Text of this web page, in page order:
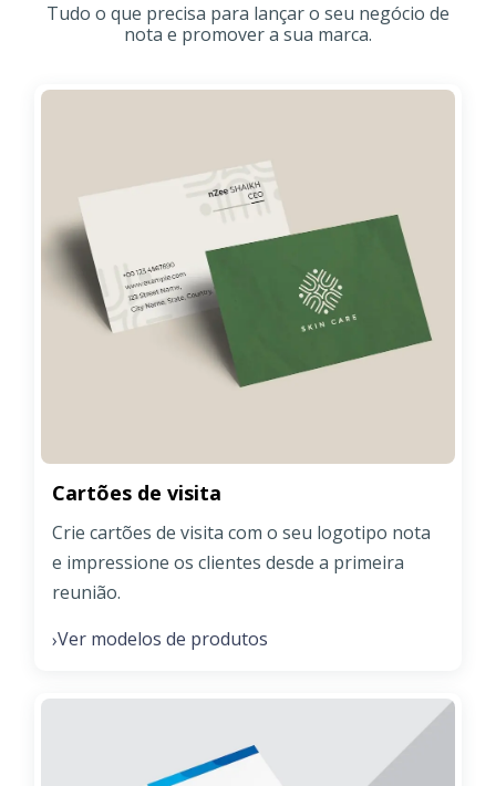
Tudo o que precisa para lançar o seu negócio de
nota e promover a sua marca.
Cartões de visita
Crie cartões de visita com o seu logotipo nota
e impressione os clientes desde a primeira
reunião.
›Ver modelos de produtos